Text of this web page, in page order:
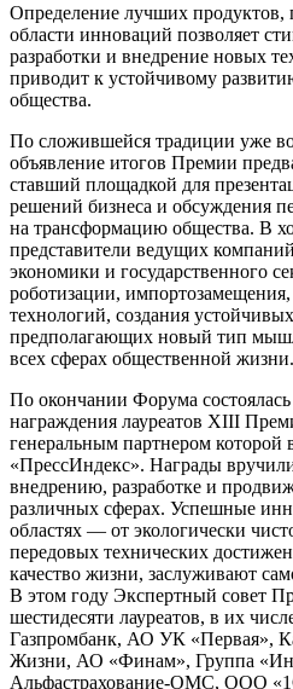
Определение лучших продуктов,
области инноваций позволяет
разработки и внедрение новых
приводит к устойчивому
общества.
По сложившейся традиции уже
объявление итогов Премии
ставший площадкой для
решений бизнеса и обсуждения
на трансформацию общества. В
представители ведущих
экономики и государственного
роботизации,
технологий, создания
предполагающих новый тип
всех сферах общественной жизни.
По окончании Форума
награждения лауреатов XIII
генеральным партнером которой
«ПрессИндекс». Награды
внедрению, разработке и
различных сферах. Успешные
областях — от экологически
передовых технических
качество жизни, заслуживают
В этом году Экспертный совет
шестидесяти лауреатов, в их
Газпромбанк, АО УК «Первая»,
Жизни, АО «Финам», Группа
Альфастрахование-ОМС, ООО